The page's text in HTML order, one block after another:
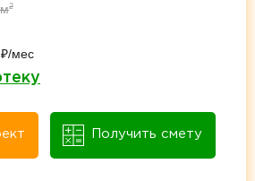
2
₽/мес
Получить смету